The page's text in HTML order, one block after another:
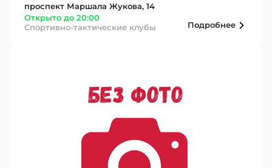
проспект Маршала Жукова, 14
Открыто до 20:00
Спортивно-тактические клубы
Подробнее